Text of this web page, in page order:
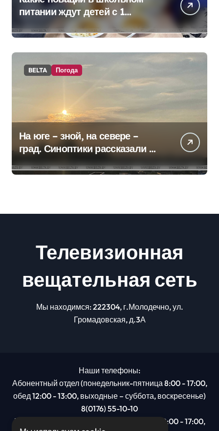
питании ждут детей с 1
сентября, рассказали в
правительстве
BELTA Погода
На юге – зной, на севере –
град. Синоптики рассказали о
погоде на сегодня
Телевизионная
вещательная сеть
Мы находимся: 222304, г.Молодечно, ул.
Громадовская, д.3А
Наши телефоны:
Абонентный отдел (понедельник-пятница 8:00 - 17:00,
обед 12:00 - 13:00, выходные – суббота, воскресенье)
8(0176) 55-10-10
Рекламный отдел (понедельник-пятница 8:00 - 17:00,